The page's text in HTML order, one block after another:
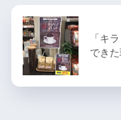
「キ
でき